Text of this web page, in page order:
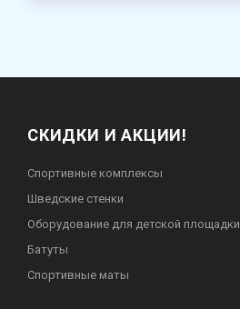
СКИДКИ И АКЦИИ!
Спортивные комплексы
Шведские стенки
Оборудование для детской площадки
Батуты
Спортивные маты